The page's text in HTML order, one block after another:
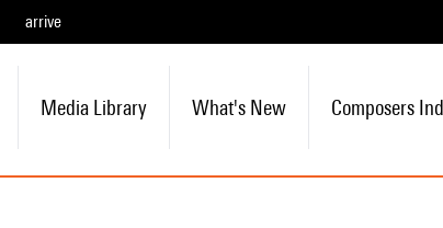
arrive
Media Library What's New Composers